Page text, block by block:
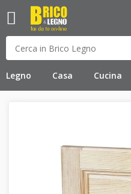
Legno Casa Cucina